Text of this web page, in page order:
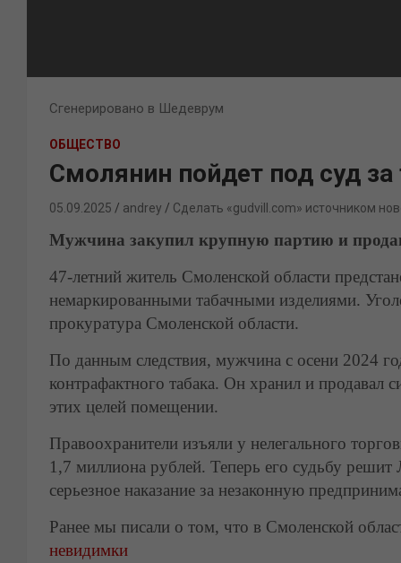
Сгенерировано в Шедеврум
ОБЩЕСТВО
Смолянин пойдет под суд
05.09.2025 andrey Сделать «gudvill.com» источником
Мужчина закупил крупную партию и
47-летний житель Смоленской области
немаркированными табачными изделиями.
прокуратура Смоленской области.
По данным следствия, мужчина с осени 2024
контрафактного табака. Он хранил и продавал
этих целей помещении.
Правоохранители изъяли у нелегального
1,7 миллиона рублей. Теперь его судьбу
серьезное наказание за незаконную
Ранее мы писали о том, что в Смоленской
невидимки